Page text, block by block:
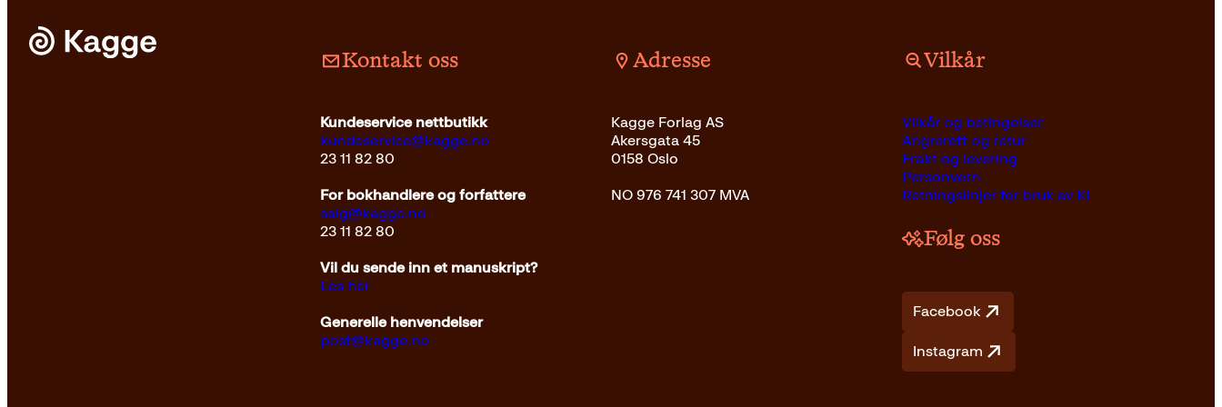
Kontakt oss
Kundeservice nettbutikk
kundeservice@kagge.no
23 11 82 80
For bokhandlere og forfattere
salg@kagge.no
23 11 82 80
Vil du sende inn et manuskript?
Les her
Generelle henvendelser
post@kagge.no
Adresse
Kagge Forlag AS
Akersgata 45
0158 Oslo
NO 976 741 307 MVA
Vilkår
Vilkår og betingelser
Angrerett og retur
Frakt og levering
Personvern
Retningslinjer for bruk av KI
Følg oss
Facebook
Instagram